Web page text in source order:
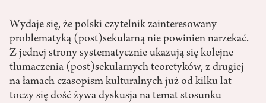
Wydaje się, że polski czytelnik zainteresowany
problematyką (post)sekularną nie powinien narzekać.
Z jednej strony systematycznie ukazują się kolejne
tłumaczenia (post)sekularnych teoretyków, z drugiej
na łamach czasopism kulturalnych już od kilku lat
toczy się dość żywa dyskusja na temat stosunku